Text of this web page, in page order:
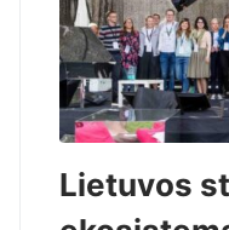
Lietuvos